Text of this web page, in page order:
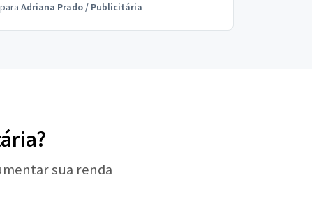
para Adriana Prado/ Publicitária
sua renda